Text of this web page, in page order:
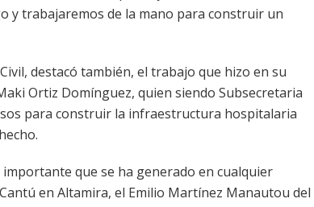
y trabajaremos de la mano para construir un
destacó también, el trabajo que hizo en su
Ortiz Domínguez, quien siendo Subsecretaria
para construir la infraestructura hospitalaria
que se ha generado en cualquier
en Altamira, el Emilio Martínez Manautou del